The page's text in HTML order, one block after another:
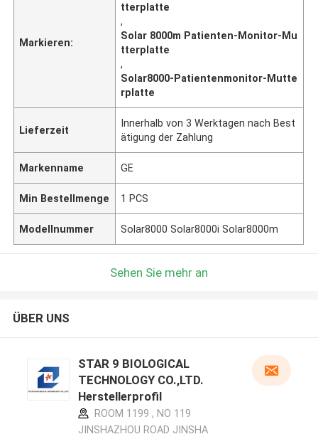
Markieren:
tterplatte
,
Solar 8000m Patienten-Monitor-Mu
tterplatte
,
Solar8000-Patientenmonitor-Mutte
rplatte
Lieferzeit
Innerhalb von 3 Werktagen nach Best
ätigung der Zahlung
Markenname GE
Min Bestellmenge 1 PCS
Modellnummer Solar8000 Solar8000i Solar8000m
Sehen Sie mehr an
ÜBER UNS
STAR 9 BIOLOGICAL
TECHNOLOGY CO.,LTD.
Herstellerprofil
ROOM 1199 , NO 119
JINSHAZHOU ROAD JINSHA